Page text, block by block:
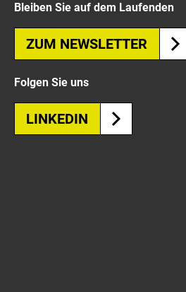
Bleiben Sie auf dem Laufenden
ZUM NEWSLETTER
Folgen Sie uns
LINKEDIN